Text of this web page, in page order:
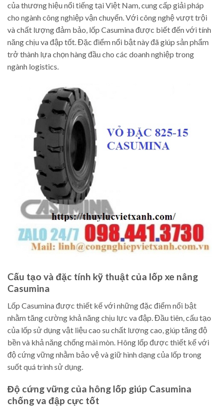
của thương hiệu nổi tiếng tại Việt Nam, cung cấp giải pháp
cho ngành công nghiệp vận chuyển. Với công nghệ vượt trội
và chất lượng đảm bảo, lốp Casumina được biết đến với tính
năng chịu va đập tốt. Đặc điểm nổi bật này đã giúp sản phẩm
trở thành lựa chọn hàng đầu cho các doanh nghiệp trong
ngành logistics.
Cấu tạo và đặc tính kỹ thuật của lốp xe nâng
Casumina
Lốp Casumina được thiết kế với những đặc điểm nổi bật
nhằm tăng cường khả năng chịu lực va đập. Đầu tiên, cấu tạo
của lốp sử dụng vật liệu cao su chất lượng cao, giúp tăng độ
bền và khả năng chống mài mòn. Hông lốp được thiết kế với
độ cứng vững nhằm bảo vệ và giữ hình dạng của lốp trong
suốt quá trình sử dụng.
Độ cứng vững của hông lốp giúp Casumina
chống va đập cực tốt